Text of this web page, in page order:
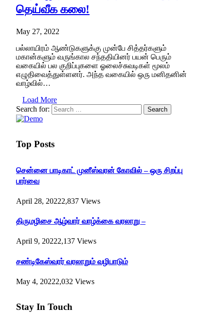
தெய்வீக கலை!
May 27, 2022
பல்லாயிரம் ஆண்டுகளுக்கு முன்பே சித்தர்களும்
மகான்களும் வருங்கால சந்ததியினர் பயன் பெரும்
வகையில் பல குறிப்புகளை ஓலைச்சுவடிகள் மூலம்
எழுதிவைத்துள்ளனர். அந்த வகையில் ஒரு மனிதனின்
வாழ்வில்…
Load More
Search for:
Top Posts
சென்னை பாடிகாட் முனீஸ்வரன் கோவில் – ஒரு சிறப்பு
பார்வை
April 28, 20222,837 Views
திருமழிசை ஆழ்வார் வாழ்க்கை வரலாறு –
April 9, 20222,137 Views
சண்டிகேஸ்வரர் வரலாறும் வழிபாடும்
May 4, 20222,032 Views
Stay In Touch